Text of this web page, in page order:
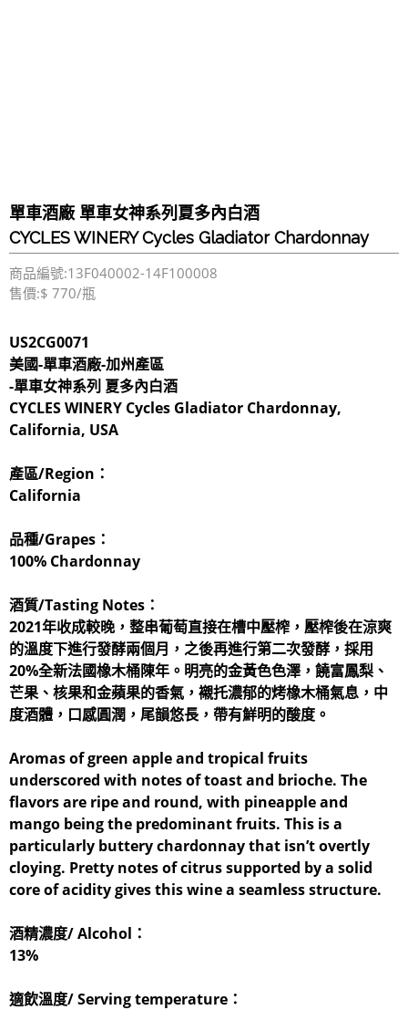
單車酒廠 單車女神系列夏多內白酒
CYCLES WINERY Cycles Gladiator Chardonnay
商品編號:13F040002-14F100008
售價:$ 770/瓶
US2CG0071
美國-單車酒廠-加州產區
-單車女神系列 夏多內白酒
CYCLES WINERY Cycles Gladiator Chardonnay,
California, USA
產區/Region：
California
品種/Grapes：
100% Chardonnay
酒質/Tasting Notes：
2021年收成較晚，整串葡萄直接在槽中壓榨，壓榨後在涼爽
的溫度下進行發酵兩個月，之後再進行第二次發酵，採用
20%全新法國橡木桶陳年。明亮的金黃色色澤，饒富鳳梨、
芒果、核果和金蘋果的香氣，襯托濃郁的烤橡木桶氣息，中
度酒體，口感圓潤，尾韻悠長，帶有鮮明的酸度。
Aromas of green apple and tropical fruits
underscored with notes of toast and brioche. The
flavors are ripe and round, with pineapple and
mango being the predominant fruits. This is a
particularly buttery chardonnay that isn’t overtly
cloying. Pretty notes of citrus supported by a solid
core of acidity gives this wine a seamless structure.
酒精濃度/ Alcohol：
13%
適飲溫度/ Serving temperature：